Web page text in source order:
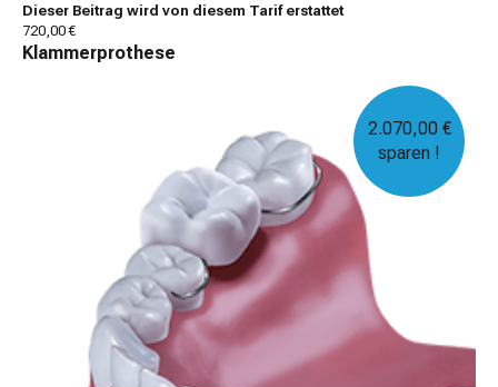
Dieser Beitrag wird von diesem Tarif erstattet
720,00 €
Klammerprothese
2.070,00 €
sparen !